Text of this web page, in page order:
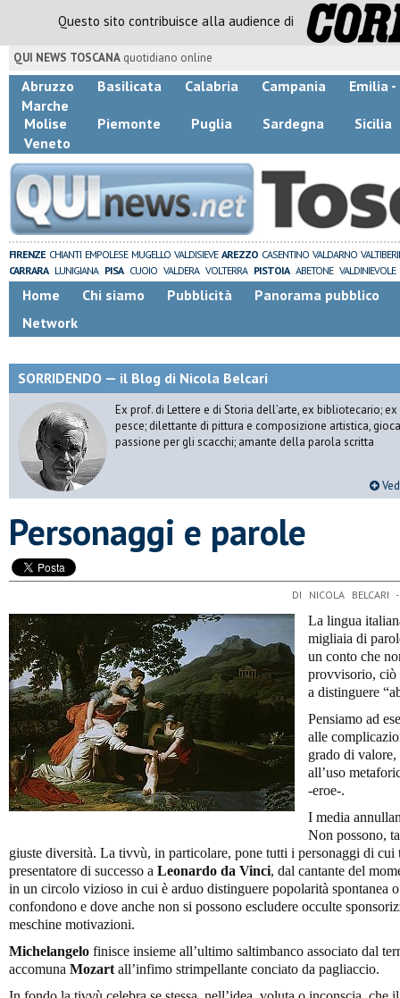
Questo sito contribuisce alla audience di
QUI NEWS TOSCANA quotidiano online
Abruzzo Basilicata Calabria Campania
Emilia -
Marche
Molise
Piemonte Puglia Sardegna
Sicilia
Veneto
FIRENZE CHIANTI EMPOLESE MUGELLO VALDISIEVE AREZZO CASENTINO VALDARNO
CARRARA LUNIGIANA PISA CUOIO VALDERA VOLTERRA PISTOIA ABETONE VALDINIEVOLE
Home Chi siamo Pubblicità
Panorama pubblico
Network
SORRIDENDO — il Blog di Nicola Belcari
Ex prof. di Lettere e di Storia dell’arte, ex bibliotecario;
pesce; dilettante di pittura e composizione artistica,
passione per gli scacchi; amante della parola scritta
Personaggi e parole
DI NICOLA BELCARI
La lingua
migliaia di
un conto che
provvisorio, ciò
a distinguere
Pensiamo ad
alle
grado di
all’uso
-eroe-.
I media
Non possono,
giuste diversità. La tivvù, in particolare, pone tutti i personaggi di cui
presentatore di successo a Leonardo da Vinci, dal cantante del
in un circolo vizioso in cui è arduo distinguere popolarità spontanea
confondono e dove anche non si possono escludere occulte
meschine motivazioni.
Michelangelo finisce insieme all’ultimo saltimbanco associato dal
accomuna Mozart all’infimo strimpellante conciato da pagliaccio.